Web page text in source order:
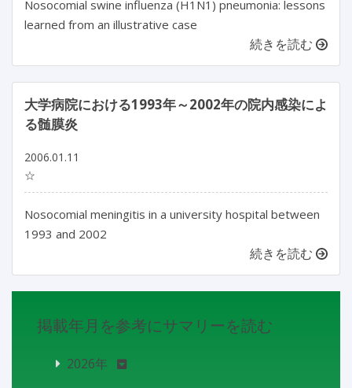
Nosocomial swine influenza (H1N1) pneumonia: lessons
learned from an illustrative case
続きを読む
大学病院における1993年～2002年の院内感染によ
る髄膜炎
2006.01.11
☆
Nosocomial meningitis in a university hospital between
1993 and 2002
続きを読む
掲載年月を参考にサマリーを読む
2026年